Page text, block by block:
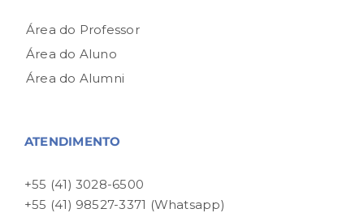
Área do Professor
Área do Aluno
Área do Alumni
ATENDIMENTO
+55 (41) 3028-6500
+55 (41) 98527-3371 (Whatsapp)